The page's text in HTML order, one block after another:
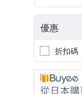
優惠
折扣碼